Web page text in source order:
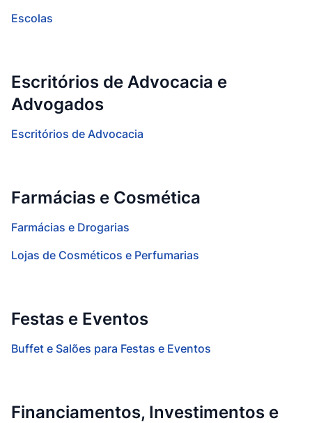
Escolas
Escritórios de Advocacia e
Advogados
Escritórios de Advocacia
Farmácias e Cosmética
Farmácias e Drogarias
Lojas de Cosméticos e Perfumarias
Festas e Eventos
Buffet e Salões para Festas e Eventos
Financiamentos, Investimentos e